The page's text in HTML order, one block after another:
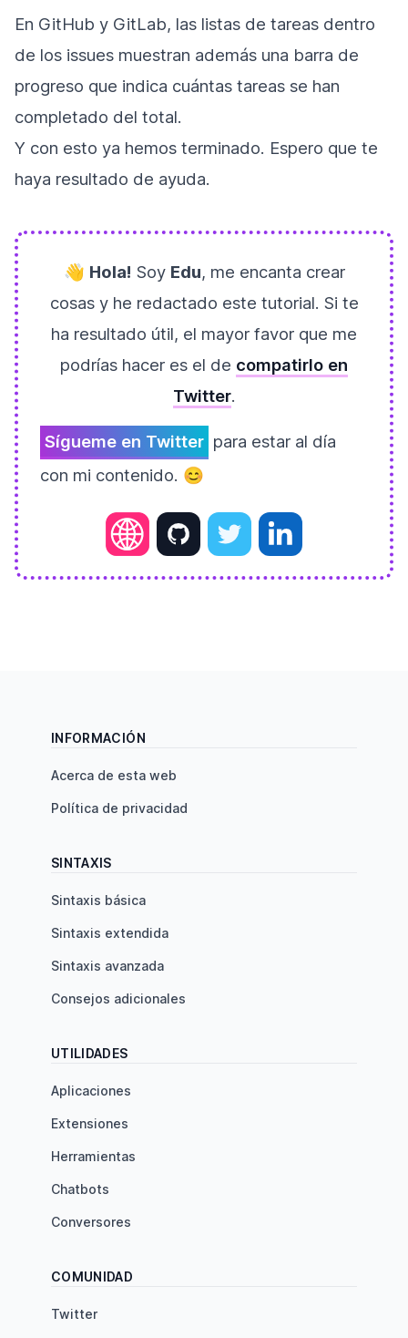
En GitHub y GitLab, las listas de tareas dentro
de los issues muestran además una barra de
progreso que indica cuántas tareas se han
completado del total.
Y con esto ya hemos terminado. Espero que te
haya resultado de ayuda.
👋 Hola! Soy Edu, me encanta crear
cosas y he redactado este tutorial. Si te
ha resultado útil, el mayor favor que me
podrías hacer es el de compatirlo en
Twitter.
Sígueme en Twitter para estar al día
con mi contenido. 😊
INFORMACIÓN
Acerca de esta web
Política de privacidad
SINTAXIS
Sintaxis básica
Sintaxis extendida
Sintaxis avanzada
Consejos adicionales
UTILIDADES
Aplicaciones
Extensiones
Herramientas
Chatbots
Conversores
COMUNIDAD
Twitter